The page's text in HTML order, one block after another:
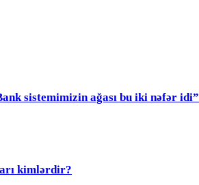
sistemimizin ağası bu iki nəfər idi”
kimlərdir?